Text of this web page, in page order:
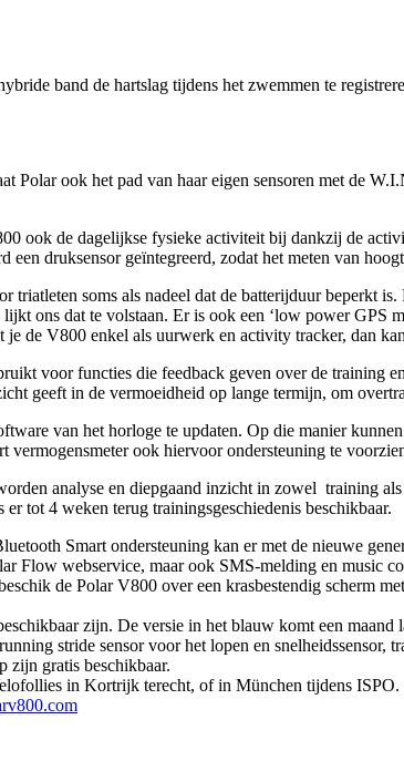
band de hartslag tijdens het zwemmen te
Polar ook het pad van haar eigen sensoren met de
ook de dagelijkse fysieke activiteit bij dankzij de
een druksensor geïntegreerd, zodat het meten van
triatleten soms als nadeel dat de batterijduur beperkt
ons dat te volstaan. Er is ook een ‘low power GPS
de V800 enkel als uurwerk en activity tracker, dan
voor functies die feedback geven over de training
geeft in de vermoeidheid op lange termijn, om
van het horloge te updaten. Op die manier
vermogensmeter ook hiervoor ondersteuning te
analyse en diepgaand inzicht in zowel training
tot 4 weken terug trainingsgeschiedenis beschikbaar.
Smart ondersteuning kan er met de nieuwe
Flow webservice, maar ook SMS-melding en music
de Polar V800 over een krasbestendig scherm
zijn. De versie in het blauw komt een maand
stride sensor voor het lopen en
zijn gratis beschikbaar.
in Kortrijk terecht, of in München tijdens ISPO.